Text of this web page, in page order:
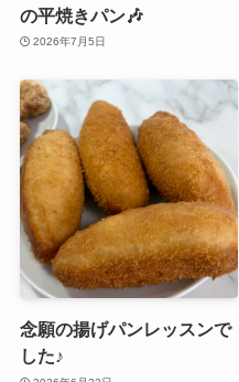
の平焼きパン🎶
2026年7月5日
念願の揚げパンレッスンで
した♪